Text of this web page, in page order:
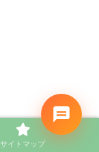
サイトマップ